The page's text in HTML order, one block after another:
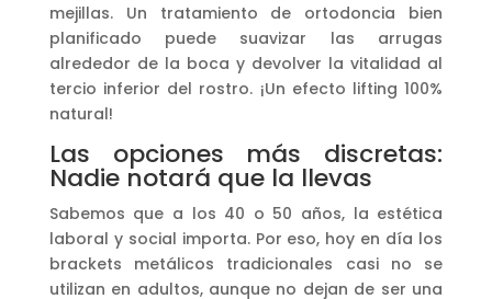
mejillas. Un tratamiento de ortodoncia bien
planificado puede suavizar las arrugas
alrededor de la boca y devolver la vitalidad al
tercio inferior del rostro. ¡Un efecto lifting 100%
natural!
Las opciones más discretas:
Nadie notará que la llevas
Sabemos que a los 40 o 50 años, la estética
laboral y social importa. Por eso, hoy en día los
brackets metálicos tradicionales casi no se
utilizan en adultos, aunque no dejan de ser una